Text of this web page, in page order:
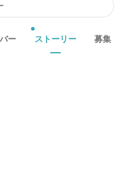
ー ストーリー 募集